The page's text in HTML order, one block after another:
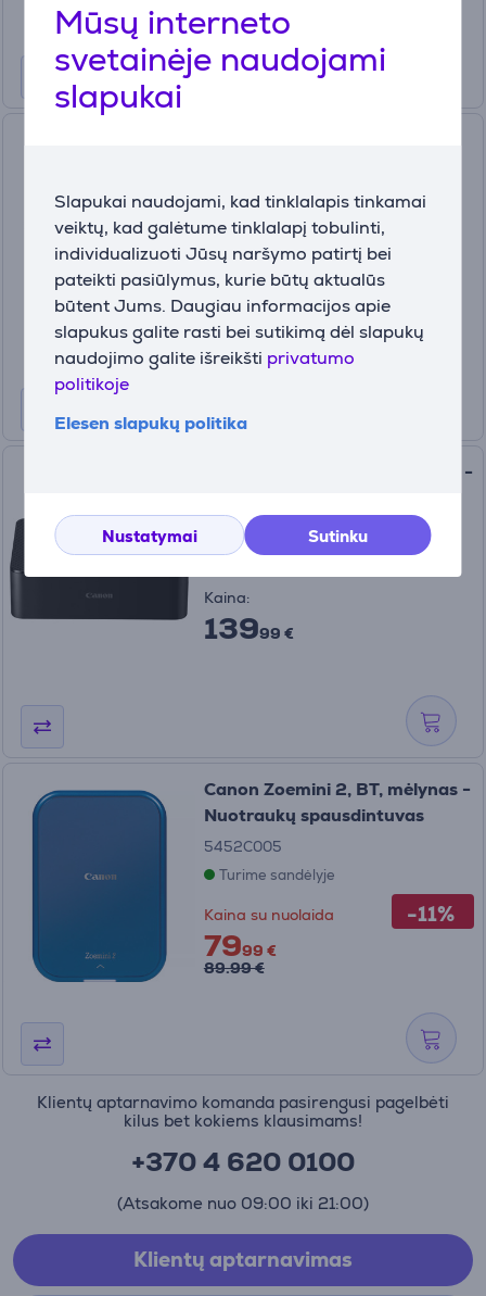
Mūsų interneto
svetainėje naudojami
slapukai
Slapukai naudojami, kad tinklalapis tinkamai
veiktų, kad galėtume tinklalapį tobulinti,
individualizuoti Jūsų naršymo patirtį bei
pateikti pasiūlymus, kurie būtų aktualūs
būtent Jums. Daugiau informacijos apie
slapukus galite rasti bei sutikimą dėl slapukų
naudojimo galite išreikšti privatumo
politikoje
Elesen slapukų politika
Nustatymai Sutinku
Prekė - 5540C003
5540C003
Turime sandėlyje
Kaina:
13999 €
Canon Selphy CP1500, juodas -
5539C002
Turime sandėlyje
Kaina:
13999 €
-11%
Canon Zoemini 2, BT, mėlynas -
Nuotraukų spausdintuvas
5452C005
Turime sandėlyje
Kaina su nuolaida
7999 €
89.99 €
Klientų aptarnavimo komanda pasirengusi pagelbėti
kilus bet kokiems klausimams!
+370 4 620 0100
(Atsakome nuo 09:00 iki 21:00)
Klientų aptarnavimas